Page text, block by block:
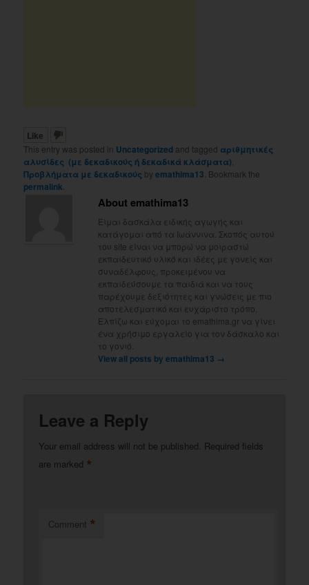
Like
This entry was posted in Uncategorized and tagged αριθμητικές
αλυσίδες (με δεκαδικούς ή δεκαδικά κλάσματα)
Προβλήματα με δεκαδικούς byemathima13 . Bookmark the
permalink
About emathima13
Είμαι δασκάλα ειδικής αγωγής και
κατάγομαι από τα Ιωάννινα. Σκοπός αυτού
του site είναι να μπορώ να μοιραστώ
εκπαιδευτικό υλικό και ιδέες με γονείς και
συναδέλφους, προκειμένου να
εκπαιδεύσουμε τα παιδιά και να τους
παρέχουμε δεξιότητες και γνώσεις με πιο
αποτελεσματικό και ευχάριστο τρόπο.
Ελπίζω και εύχομαι το emathima.gr να γίνει
ένα χρήσιμο εργαλείο για τον δάσκαλο και
το γονιό.
View all posts by emathima13 →
Leave a Reply
Your email address will not be published. Required fields
are marked *
Comment *